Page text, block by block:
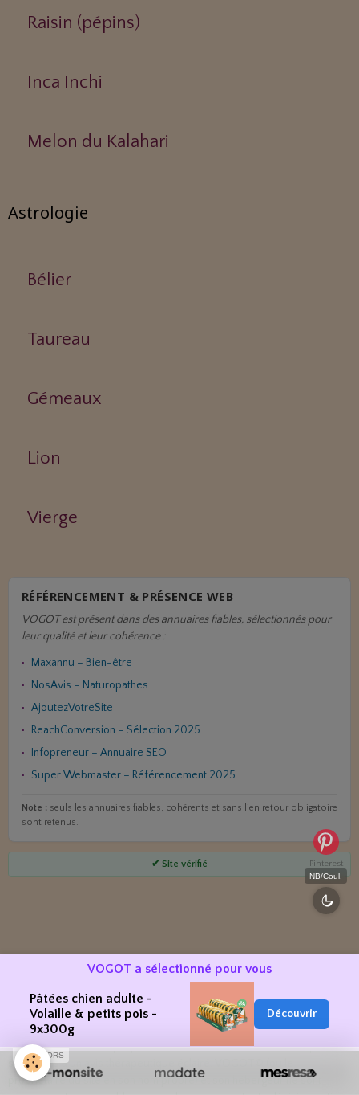
Raisin (pépins)
Inca Inchi
Melon du Kalahari
Astrologie
Bélier
Taureau
Gémeaux
Lion
Vierge
RÉFÉRENCEMENT & PRÉSENCE WEB
VOGOT est présent dans des annuaires fiables, sélectionnés pour
leur qualité et leur cohérence :
Maxannu – Bien-être
NosAvis – Naturopathes
AjoutezVotreSite
ReachConversion – Sélection 2025
Infopreneur – Annuaire SEO
Super Webmaster – Référencement 2025
Note : seuls les annuaires fiables, cohérents et sans lien retour obligatoire
sont retenus.
✔ Site vérifié Pinterest
NB/Coul.
VOGOT a sélectionné pour vous
Pâtées chien adulte -
Volaille & petits pois -
9x300g
Découvrir
Les renseignements et opinions cités dans toutes les pages de ce site
web ne sont donnés que pour votre information. Ils ne doivent pas être
substitués à un avis thérapeutique éclairé. VOGOT© (ou le
propriétaire du site en son nom propre) et son hébergeur ne sont
SPONSORS